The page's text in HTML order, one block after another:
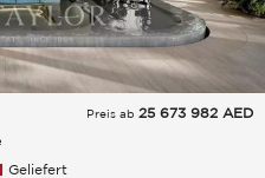
Preis ab 25 673 982 AED
Geliefert